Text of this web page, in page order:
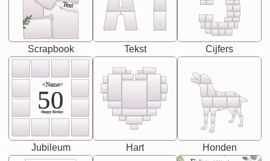
Text
Scrapbook Tekst Cijfers
<Name>
50
-Happy Birday-
Jubileum Hart Honden